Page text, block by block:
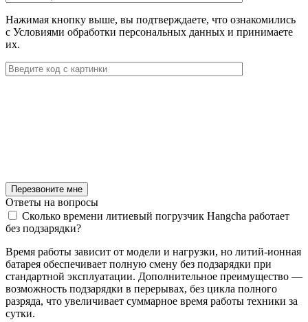
Нажимая кнопку выше, вы подтверждаете, что ознакомились
с Условиями обработки персональных данных и принимаете
их.
Ответы на вопросы
Сколько времени литиевый погрузчик Hangcha работает
без подзарядки?
Время работы зависит от модели и нагрузки, но литий-ионная
батарея обеспечивает полную смену без подзарядки при
стандартной эксплуатации. Дополнительное преимущество —
возможность подзарядки в перерывах, без цикла полного
разряда, что увеличивает суммарное время работы техники за
сутки.